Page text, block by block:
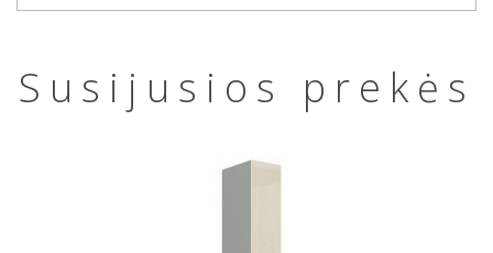
Susijusios prekės